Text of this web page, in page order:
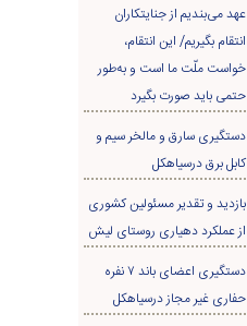
عهد می‌بندیم از جنایتکاران
انتقام بگیریم/ این انتقام،
خواست ملّت ما است و به‌طور
حتمی باید صورت بگیرد
دستگیری سارق و مالخر سیم و
کابل برق درسیاهکل
بازدید و تقدیر مسئولین کشوری
از عملکرد دهیاری روستای لیش
دستگیری اعضای باند ۷ نفره
حفاری غير مجاز درسیاهکل